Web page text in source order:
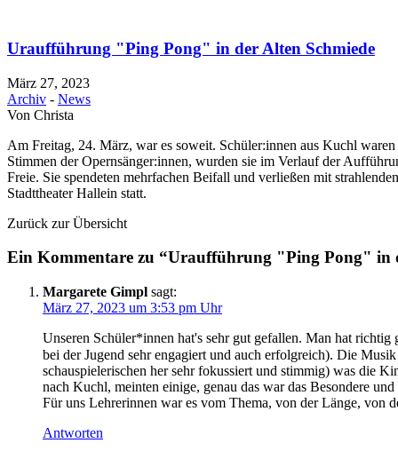
Uraufführung "Ping Pong" in der Alten Schmiede
März 27, 2023
Archiv - News
Von Christa
Am Freitag, 24. März, war es soweit. Schüler:innen aus Kuchl
Stimmen der Opernsänger:innen, wurden sie im Verlauf der
Freie. Sie spendeten mehrfachen Beifall und verließen mit
Stadttheater Hallein statt.
Zurück zur Übersicht
Ein Kommentare zu “Uraufführung "Ping Pong" in
Margarete Gimpl sagt:
März 27, 2023 um 3:53 pm Uhr
Unseren Schüler*innen hat's sehr gut gefallen. Man hat
bei der Jugend sehr engagiert und auch erfolgreich). Die
schauspielerischen her sehr fokussiert und stimmig) was die
nach Kuchl, meinten einige, genau das war das Besondere
Für uns Lehrerinnen war es vom Thema, von der Länge, von
Antworten